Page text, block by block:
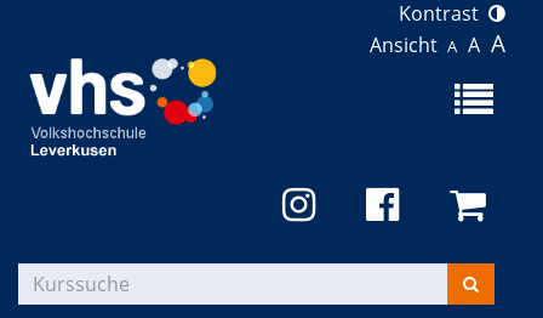
Kontrast
Ansicht A A A
Menü
Kurse
suchen